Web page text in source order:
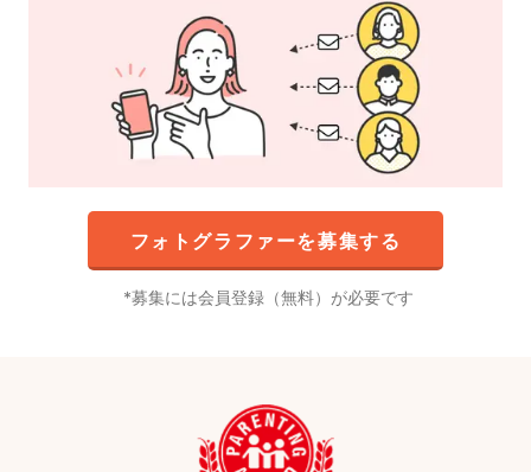
フォトグラファーを募集する
募集には会員登録（無料）が必要です